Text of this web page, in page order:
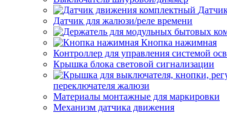
Датчик для жалюзи/реле времени
Кнопка нажимная
Контроллер для управления системой
Крышка блока световой сигнализации
переключателя жалюзи
Материалы монтажные для маркировки
Механизм датчика движения